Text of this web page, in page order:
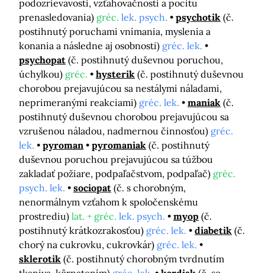
podozrievavosti, vzťahovačnosti a pocitu
prenasledovania) gréc. lek. psych. psychotik (č.
postihnutý poruchami vnímania, myslenia a
konania a následne aj osobnosti) gréc. lek.
psychopat (č. postihnutý duševnou poruchou,
úchylkou) gréc. hysterik (č. postihnutý duševnou
chorobou prejavujúcou sa nestálymi náladami,
neprimeranými reakciami) gréc. lek. maniak (č.
postihnutý duševnou chorobou prejavujúcou sa
vzrušenou náladou, nadmernou činnosťou) gréc.
lek.
pyroman pyromaniak (č. postihnutý
duševnou poruchou prejavujúcou sa túžbou
zakladať požiare, podpaľačstvom, podpaľač) gréc.
psych. lek.
sociopat (č. s chorobným,
nenormálnym vzťahom k spoločenskému
prostrediu) lat. + gréc. lek. psych. myop (č.
postihnutý krátkozrakosťou) gréc. lek. diabetik (č.
chorý na cukrovku, cukrovkár) gréc. lek.
sklerotik (č. postihnutý chorobným tvrdnutím